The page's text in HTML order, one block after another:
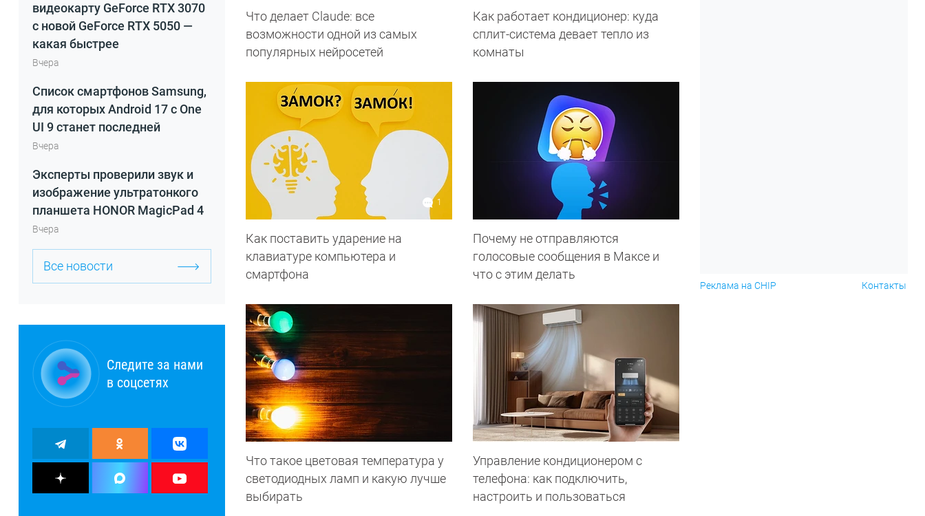
видеокарту GeForce RTX 3070
с новой GeForce RTX 5050 —
какая быстрее
Вчера
Список смартфонов Samsung,
для которых Android 17 с One
UI 9 станет последней
Вчера
Эксперты проверили звук и
изображение ультратонкого
планшета HONOR MagicPad 4
Вчера
Все новости
Следите за нами
в соцсетях
Что делает Сlaude: все
возможности одной из самых
популярных нейросетей
Как работает кондиционер: куда
сплит-система девает тепло из
комнаты
1
Как поставить ударение на
клавиатуре компьютера и
смартфона
Почему не отправляются
голосовые сообщения в Максе и
что с этим делать
Что такое цветовая температура у
светодиодных ламп и какую лучше
выбирать
Управление кондиционером с
телефона: как подключить,
настроить и пользоваться
Реклама на CHIP Контакты